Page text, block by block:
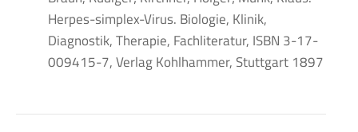
Herpes-simplex-Virus. Biologie, Klinik,
Diagnostik, Therapie, Fachliteratur, ISBN 3-17-
009415-7, Verlag Kohlhammer, Stuttgart 1897